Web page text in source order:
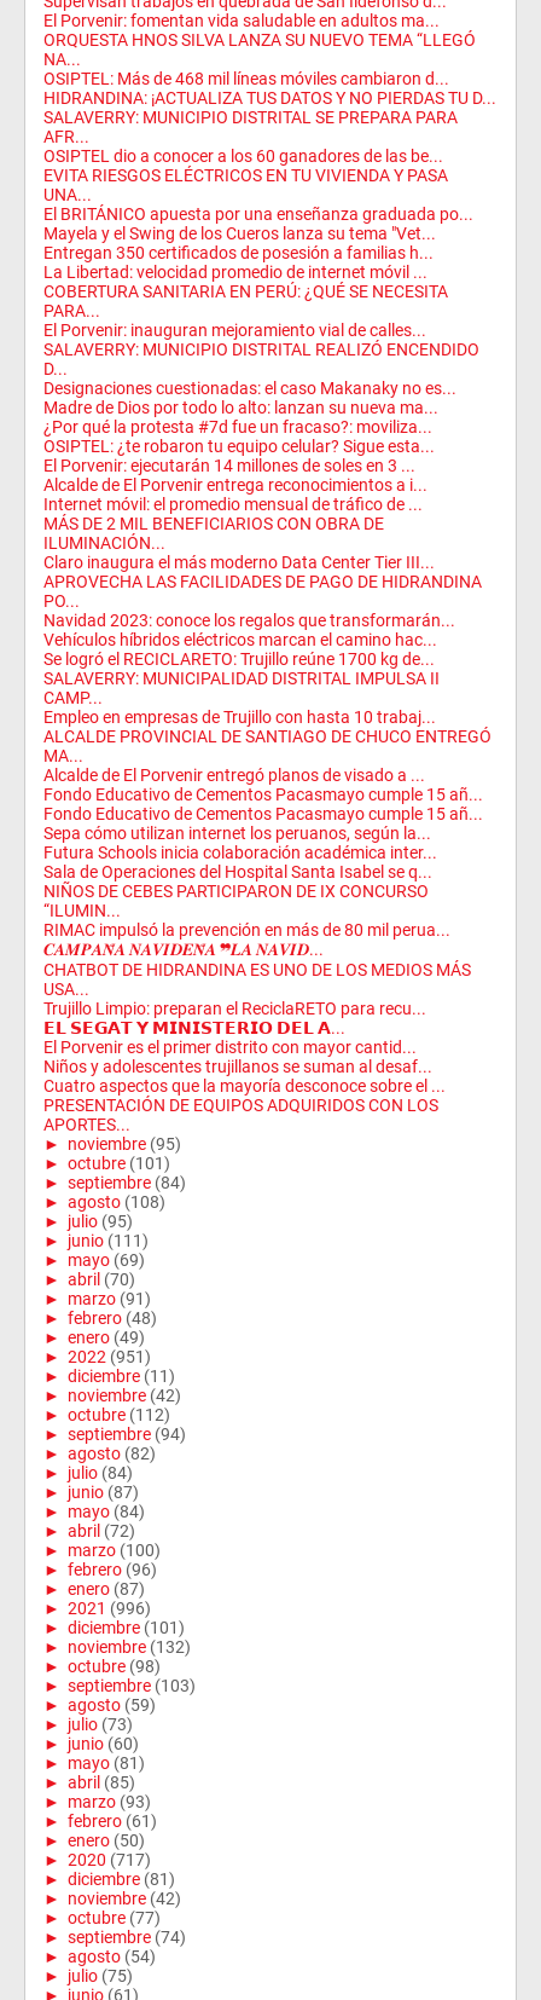
El Porvenir: fomentan vida saludable en adultos ma...
ORQUESTA HNOS SILVA LANZA SU NUEVO TEMA “LLEGÓ
NA...
OSIPTEL: Más de 468 mil líneas móviles cambiaron d...
HIDRANDINA: ¡ACTUALIZA TUS DATOS Y NO PIERDAS TU D...
SALAVERRY: MUNICIPIO DISTRITAL SE PREPARA PARA
AFR...
OSIPTEL dio a conocer a los 60 ganadores de las be...
EVITA RIESGOS ELÉCTRICOS EN TU VIVIENDA Y PASA
UNA...
El BRITÁNICO apuesta por una enseñanza graduada po...
Mayela y el Swing de los Cueros lanza su tema "Vet...
Entregan 350 certificados de posesión a familias h...
La Libertad: velocidad promedio de internet móvil ...
COBERTURA SANITARIA EN PERÚ: ¿QUÉ SE NECESITA
PARA...
El Porvenir: inauguran mejoramiento vial de calles...
SALAVERRY: MUNICIPIO DISTRITAL REALIZÓ ENCENDIDO
D...
Designaciones cuestionadas: el caso Makanaky no es...
Madre de Dios por todo lo alto: lanzan su nueva ma...
¿Por qué la protesta #7d fue un fracaso?: moviliza...
OSIPTEL: ¿te robaron tu equipo celular? Sigue esta...
El Porvenir: ejecutarán 14 millones de soles en 3 ...
Alcalde de El Porvenir entrega reconocimientos a i...
Internet móvil: el promedio mensual de tráfico de ...
MÁS DE 2 MIL BENEFICIARIOS CON OBRA DE
ILUMINACIÓN...
Claro inaugura el más moderno Data Center Tier III...
APROVECHA LAS FACILIDADES DE PAGO DE HIDRANDINA
PO...
Navidad 2023: conoce los regalos que transformarán...
Vehículos híbridos eléctricos marcan el camino hac...
Se logró el RECICLARETO: Trujillo reúne 1700 kg de...
SALAVERRY: MUNICIPALIDAD DISTRITAL IMPULSA II
CAMP...
Empleo en empresas de Trujillo con hasta 10 trabaj...
ALCALDE PROVINCIAL DE SANTIAGO DE CHUCO ENTREGÓ
MA...
Alcalde de El Porvenir entregó planos de visado a ...
Fondo Educativo de Cementos Pacasmayo cumple 15 añ...
Fondo Educativo de Cementos Pacasmayo cumple 15 añ...
Sepa cómo utilizan internet los peruanos, según la...
Futura Schools inicia colaboración académica inter...
Sala de Operaciones del Hospital Santa Isabel se q...
NIÑOS DE CEBES PARTICIPARON DE IX CONCURSO
“ILUMIN...
RIMAC impulsó la prevención en más de 80 mil perua...
𝑪𝑨𝑴𝑷𝑨𝑵̃𝑨 𝑵𝑨𝑽𝑰𝑫𝑬𝑵̃𝑨 ❞𝑳𝑨 𝑵𝑨𝑽𝑰𝑫...
CHATBOT DE HIDRANDINA ES UNO DE LOS MEDIOS MÁS
USA...
Trujillo Limpio: preparan el ReciclaRETO para recu...
𝗘𝗟 𝗦𝗘𝗚𝗔𝗧 𝗬 𝗠𝗜𝗡𝗜𝗦𝗧𝗘𝗥𝗜𝗢 𝗗𝗘𝗟 𝗔...
El Porvenir es el primer distrito con mayor cantid...
Niños y adolescentes trujillanos se suman al desaf...
Cuatro aspectos que la mayoría desconoce sobre el ...
PRESENTACIÓN DE EQUIPOS ADQUIRIDOS CON LOS
APORTES...
► noviembre (95)
► octubre (101)
► septiembre (84)
► agosto (108)
► julio (95)
► junio (111)
► mayo (69)
► abril (70)
► marzo (91)
► febrero (48)
► enero (49)
► 2022 (951)
► diciembre (11)
► noviembre (42)
► octubre (112)
► septiembre (94)
► agosto (82)
► julio (84)
► junio (87)
► mayo (84)
► abril (72)
► marzo (100)
► febrero (96)
► enero (87)
► 2021 (996)
► diciembre (101)
► noviembre (132)
► octubre (98)
► septiembre (103)
► agosto (59)
► julio (73)
► junio (60)
► mayo (81)
► abril (85)
► marzo (93)
► febrero (61)
► enero (50)
► 2020 (717)
► diciembre (81)
► noviembre (42)
► octubre (77)
► septiembre (74)
► agosto (54)
► julio (75)
► junio (61)